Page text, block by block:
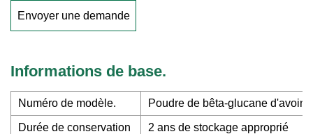
Envoyer une demande
Informations de base.
Numéro de modèle. Poudre de bêta-glucane d'avoine
Durée de conservation 2 ans de stockage approprié